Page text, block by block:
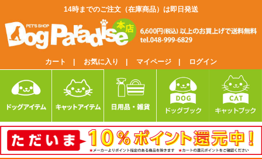
14時までのご注文（在庫商品）は即日発送
カート | お気に入り | マイページ | ログイン